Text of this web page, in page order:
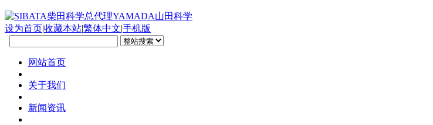
设为首页|收藏本站|繁体中文|手机版
网站首页
关于我们
新闻资讯